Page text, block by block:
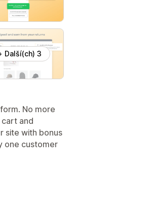
Další(ch) 3
No more
and
site with bonus
one customer